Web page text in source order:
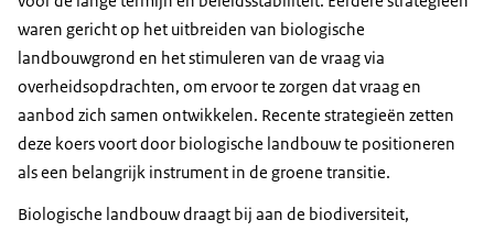
waren gericht op het uitbreiden van biologische
landbouwgrond en het stimuleren van de vraag via
overheidsopdrachten, om ervoor te zorgen dat vraag en
aanbod zich samen ontwikkelen. Recente strategieën zetten
deze koers voort door biologische landbouw te positioneren
als een belangrijk instrument in de groene transitie.
Biologische landbouw draagt bij aan de biodiversiteit,